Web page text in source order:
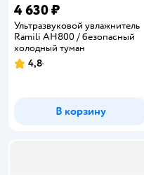
4 630 ₽
Ультразвуковой увлажнитель
Ramili AH800 / безопасный
холодный туман
Рейтинг:
4,8
В корзину